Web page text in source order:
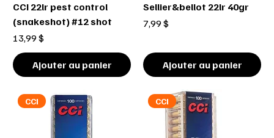
CCI 22lr pest control
(snakeshot) #12 shot
Prix
13,99 $
Ajouter au panier
Sellier&bellot 22lr 40gr
Prix
7,99 $
Ajouter au panier
CCI CCI